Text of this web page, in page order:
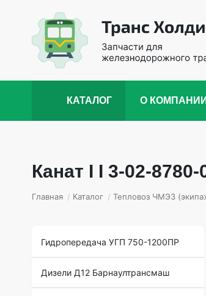
КАТАЛОГ О КОМПАНИИ
Канат I I 3-02-8780-
Главная / Каталог / Тепловоз ЧМЭ3
Гидропередача УГП 750-1200ПР
Дизели Д12 Барнаултрансмаш